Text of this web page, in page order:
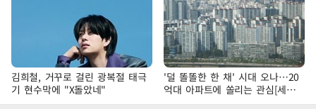
김희철, 거꾸로 걸린 광복절 태극
기 현수막에 "X돌았네"
'덜 똘똘한 한 채' 시대 오나…20
억대 아파트에 쏠리는 관심[세제
개편, 그 이후②]